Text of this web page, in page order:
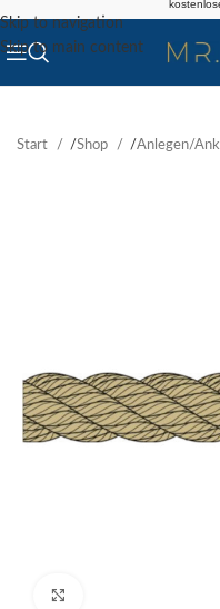
Skip to navigation
Skip to main content
Start /Shop /Anlegen/